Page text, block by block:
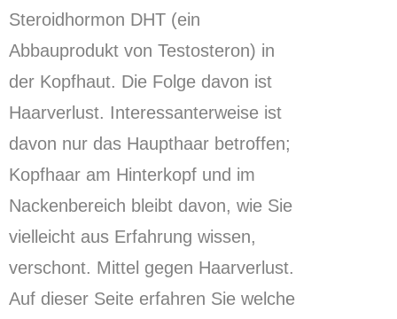
Steroidhormon DHT (ein
Abbauprodukt von Testosteron) in
der Kopfhaut. Die Folge davon ist
Haarverlust. Interessanterweise ist
davon nur das Haupthaar betroffen;
Kopfhaar am Hinterkopf und im
Nackenbereich bleibt davon, wie Sie
vielleicht aus Erfahrung wissen,
verschont. Mittel gegen Haarverlust.
Auf dieser Seite erfahren Sie welche